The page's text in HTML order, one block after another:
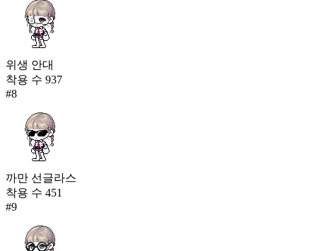
위생 안대
착용 수 937
#8
까만 선글라스
착용 수 451
#9